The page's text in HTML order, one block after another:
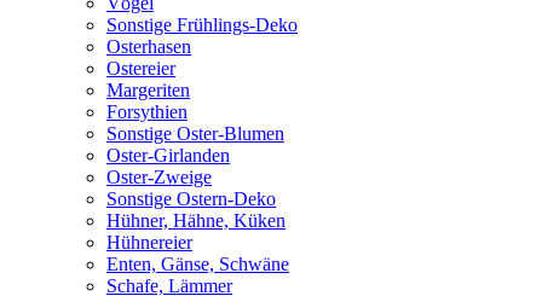
Sonstige Frühlings-Deko
Osterhasen
Ostereier
Margeriten
Forsythien
Sonstige Oster-Blumen
Oster-Girlanden
Oster-Zweige
Sonstige Ostern-Deko
Hühner, Hähne, Küken
Hühnereier
Enten, Gänse, Schwäne
Schafe, Lämmer